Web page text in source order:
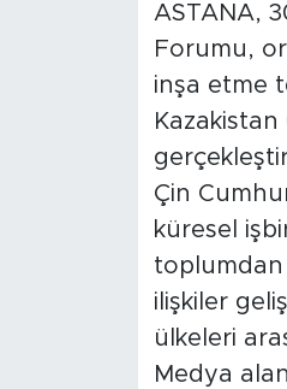
ASTANA,
Forumu,
inşa etme
Çin
küresel
toplumdan
ilişkiler
ülkeleri
Medya